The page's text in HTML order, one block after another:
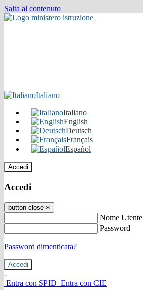
Salta al contenuto
Italiano
Italiano
English
Deutsch
Français
Español
Accedi
Accedi
button close ×
Nome Utente
Password
Password dimenticata?
-
Entra con SPID Entra con CIE